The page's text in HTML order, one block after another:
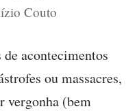
Couto
acontecimentos
ou massacres,
vergonha (bem